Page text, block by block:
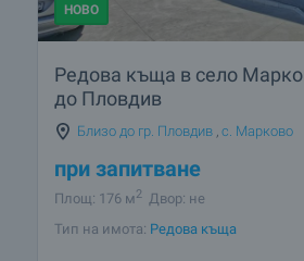
НОВО
Редова къща в село
до Пловдив
Близо до гр. Пловдив с. Марково
при запитване
Площ: 176 м2 Двор: не
Тип на имота: Редова къща